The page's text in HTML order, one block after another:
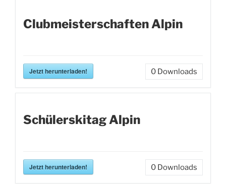
Clubmeisterschaften Alpin
Jetzt herunterladen! 0 Downloads
Schülerskitag Alpin
Jetzt herunterladen! 0 Downloads